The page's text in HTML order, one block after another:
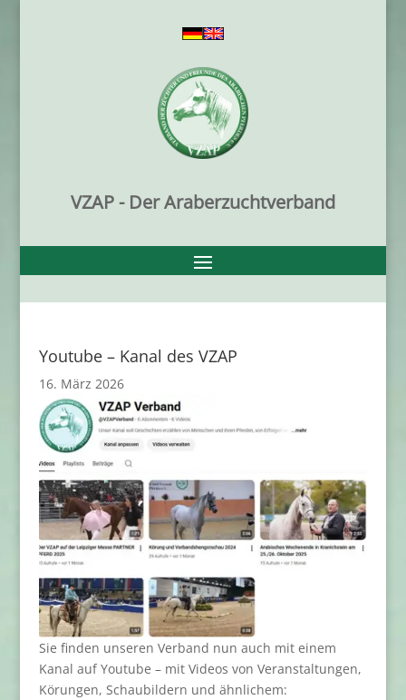
VZAP - Der Araberzuchtverband
Youtube – Kanal des VZAP
16. März 2026
Sie finden unseren Verband nun auch mit einem
Kanal auf Youtube – mit Videos von Veranstaltungen,
Körungen, Schaubildern und ähnlichem: